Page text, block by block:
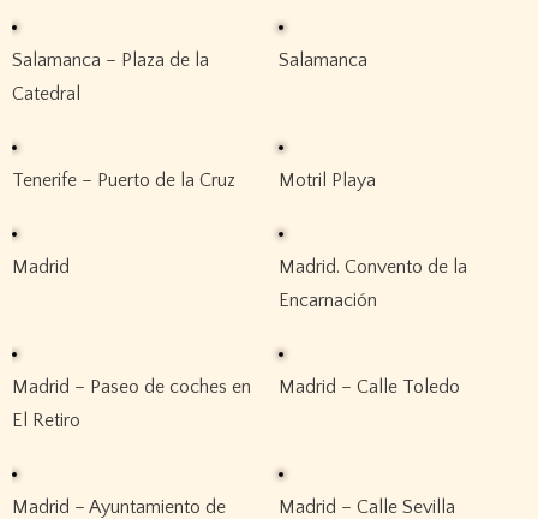
Salamanca – Plaza de la
Catedral
Salamanca
Tenerife – Puerto de la Cruz Motril Playa
Madrid
Madrid. Convento de la
Encarnación
Madrid – Paseo de coches en
El Retiro
Madrid – Calle Toledo
Madrid – Ayuntamiento de
Madrid – Calle Sevilla